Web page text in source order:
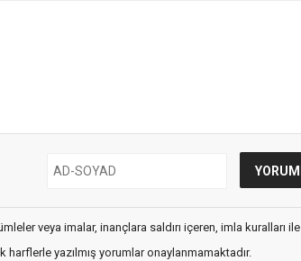
veya imalar, inançlara saldırı içeren, imla kuralları ile
harflerle yazılmış yorumlar onaylanmamaktadır.